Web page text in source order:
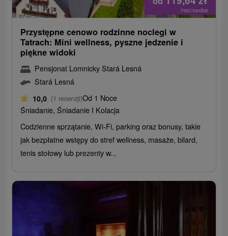
/noc/osoba
Przystępne cenowo rodzinne noclegi w
Tatrach: Mini wellness, pyszne jedzenie i
piękne widoki
Pensjonat Lomnicky Stará Lesná
Stará Lesná
10,0 (1 recenzji)Od 1 Noce
Śniadanie, Śniadanie I Kolacja
Codzienne sprzątanie, Wi-Fi, parking oraz bonusy, takie
jak bezpłatne wstępy do stref wellness, masaże, bilard,
tenis stołowy lub prezenty w...